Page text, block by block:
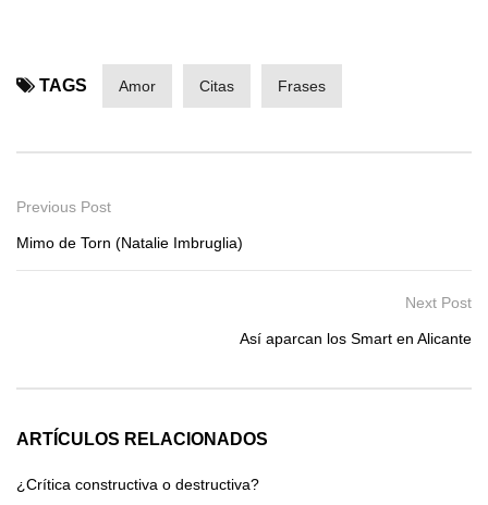
TAGS Amor Citas Frases
Previous Post
Mimo de Torn (Natalie Imbruglia)
Next Post
Así aparcan los Smart en Alicante
ARTÍCULOS RELACIONADOS
¿Crítica constructiva o destructiva?